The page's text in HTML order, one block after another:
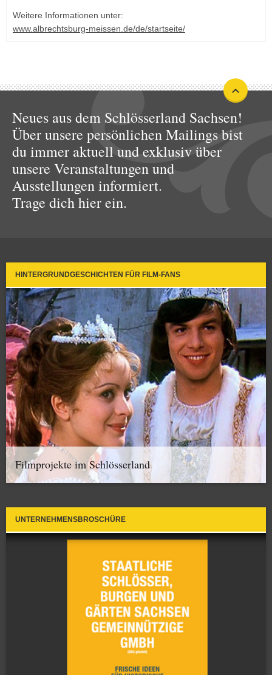
Weitere Informationen unter:
www.albrechtsburg-meissen.de/de/startseite/
Neues aus dem Schlösserland Sachsen!
Über unsere persönlichen Mailings bist
du immer aktuell und exklusiv über
unsere Veranstaltungen und
Ausstellungen informiert.
Trage dich hier ein.
HINTERGRUNDGESCHICHTEN FÜR FILM-FANS
Filmprojekte im Schlösserland
UNTERNEHMENSBROSCHÜRE